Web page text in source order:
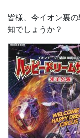
皆様、今イオン裏
知でしょうか？